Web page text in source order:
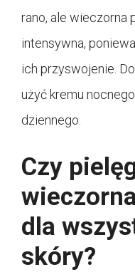
rano, ale wieczorna
intensywna,
ich przyswojenie.
użyć kremu
dziennego.
Czy
dla
skóry?